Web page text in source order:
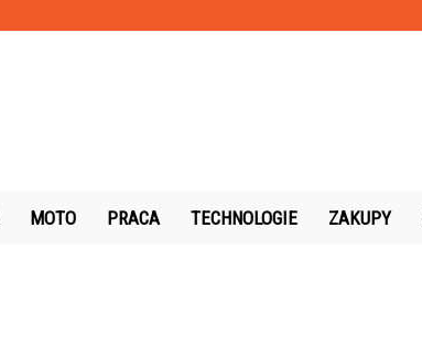
MOTO PRACA TECHNOLOGIE ZAKUPY